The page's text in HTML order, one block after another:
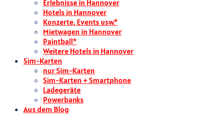
Erlebnisse in Hannover
Hotels in Hannover
Konzerte, Events usw.*
Mietwagen in Hannover
Paintball*
Weitere Hotels in Hannover
Sim-Karten
nur Sim-Karten
Sim-Karten + Smartphone
Ladegeräte
Powerbanks
Aus dem Blog